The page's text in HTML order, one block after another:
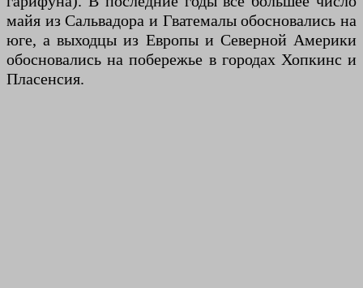
майя из Сальвадора и Гватемалы обосновались на
юге, а выходцы из Европы и Северной Америки
обосновались на побережье в городах Хопкинс и
Пласенсия.